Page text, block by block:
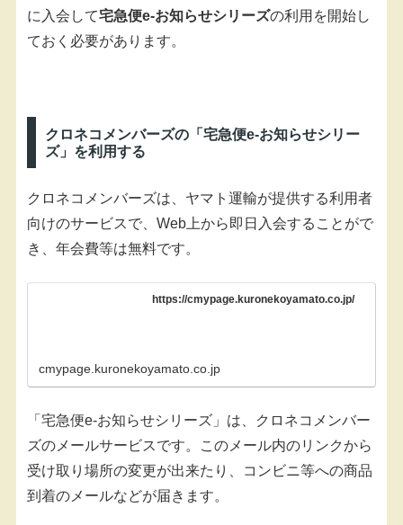
に入会して宅急便e-お知らせシリーズの利用を開始し
ておく必要があります。
クロネコメンバーズの「宅急便e-お知らせシリー
ズ」を利用する
クロネコメンバーズは、ヤマト運輸が提供する利用者
向けのサービスで、Web上から即日入会することがで
き、年会費等は無料です。
https://cmypage.kuronekoyamato.co.jp/
cmypage.kuronekoyamato.co.jp
「宅急便e-お知らせシリーズ」は、クロネコメンバー
ズのメールサービスです。このメール内のリンクから
受け取り場所の変更が出来たり、コンビニ等への商品
到着のメールなどが届きます。